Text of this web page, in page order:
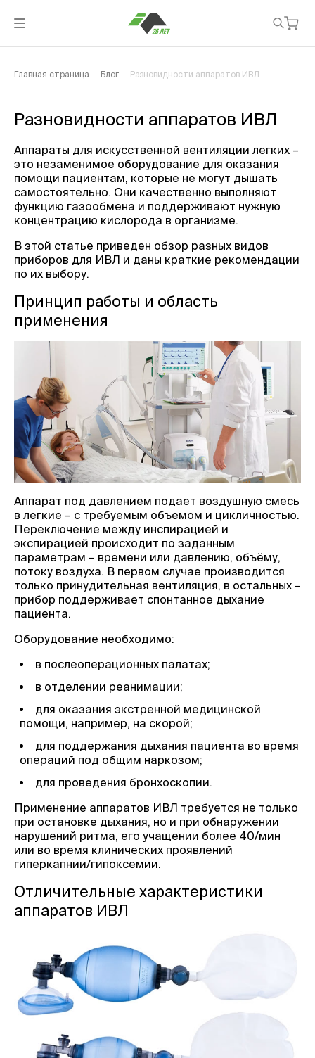
Главная страница Блог Разновидности аппаратов ИВЛ
Разновидности аппаратов ИВЛ
Аппараты для искусственной вентиляции легких –
это незаменимое оборудование для оказания
помощи пациентам, которые не могут дышать
самостоятельно. Они качественно выполняют
функцию газообмена и поддерживают нужную
концентрацию кислорода в организме.
В этой статье приведен обзор разных видов
приборов для ИВЛ и даны краткие рекомендации
по их выбору.
Принцип работы и область
применения
Аппарат под давлением подает воздушную смесь
в легкие – с требуемым объемом и цикличностью.
Переключение между инспирацией и
экспирацией происходит по заданным
параметрам – времени или давлению, объёму,
потоку воздуха. В первом случае производится
только принудительная вентиляция, в остальных –
прибор поддерживает спонтанное дыхание
пациента.
Оборудование необходимо:
в послеоперационных палатах;
в отделении реанимации;
для оказания экстренной медицинской
помощи, например, на скорой;
для поддержания дыхания пациента во время
операций под общим наркозом;
для проведения бронхоскопии.
Применение аппаратов ИВЛ требуется не только
при остановке дыхания, но и при обнаружении
нарушений ритма, его учащении более 40/мин
или во время клинических проявлений
гиперкапнии/гипоксемии.
Отличительные характеристики
аппаратов ИВЛ